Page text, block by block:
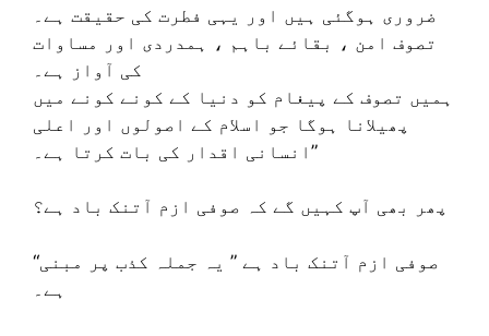
ضروری ہوگئی ہیں اور یہی فطرت کی حقیقت ہے۔
تصوف امن ، بقائے باہم ، ہمدردی اور مساوات
کی آواز ہے۔
ہمیں تصوف کے پیغام کو دنیا کے کونے کونے میں
پھیلانا ہوگا جو اسلام کے اصولوں اور اعلی
انسانی اقدار کی بات کرتا ہے۔”
پھر بھی آپ کہیں گے کہ صوفی ازم آتنک باد ہے؟
“صوفی ازم آتنک باد ہے ” یہ جملہ کذب پر مبنی
ہے۔